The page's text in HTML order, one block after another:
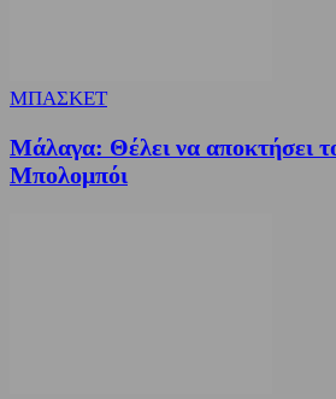
ΜΠΑΣΚΕΤ
Μάλαγα: Θέλει να αποκτήσει
Μπολομπόι